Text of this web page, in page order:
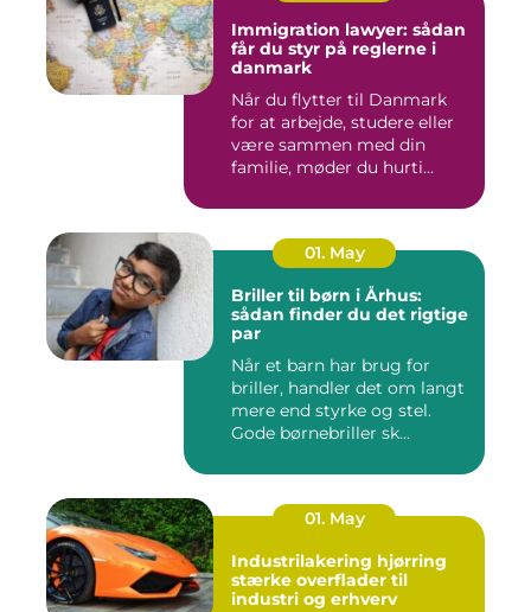
Immigration lawyer: sådan
får du styr på reglerne i
danmark
Når du flytter til Danmark
for at arbejde, studere eller
være sammen med din
familie, møder du hurti...
01. May
Briller til børn i Århus:
sådan finder du det rigtige
par
Når et barn har brug for
briller, handler det om langt
mere end styrke og stel.
Gode børnebriller sk...
01. May
Industrilakering hjørring
stærke overflader til
industri og erhverv